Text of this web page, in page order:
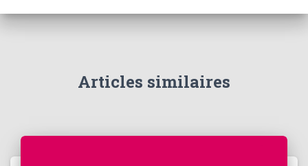
Articles similaires